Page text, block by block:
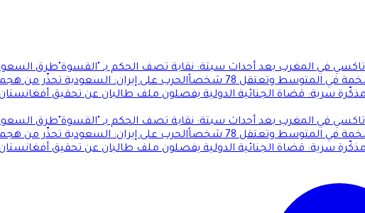
في المغرب بعد أحداث سبتة: نقابة تصف الحكم بـ "القسوة"طرق
المتوسط وتعتقل 78 شخصاً الحرب على إيران: السعودية تحذّر من
سرية: قضاة الجنائية الدولية يفصلون ملف طالبان عن تحقيق
في المغرب بعد أحداث سبتة: نقابة تصف الحكم بـ "القسوة"طرق
المتوسط وتعتقل 78 شخصاً الحرب على إيران: السعودية تحذّر من
سرية: قضاة الجنائية الدولية يفصلون ملف طالبان عن تحقيق